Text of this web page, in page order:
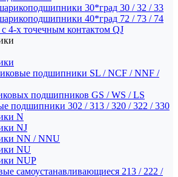
30*град 30 / 32 / 33
40*град 72 / 73 / 74
х точечным контактом QJ
подшипники SL / NCF / NNF /
подшипников GS / WS / LS
подшипники 302 / 313 / 320 / 322 / 330
N
NJ
NN / NNU
NU
NUP
самоустанавливающиеся 213 / 222 /